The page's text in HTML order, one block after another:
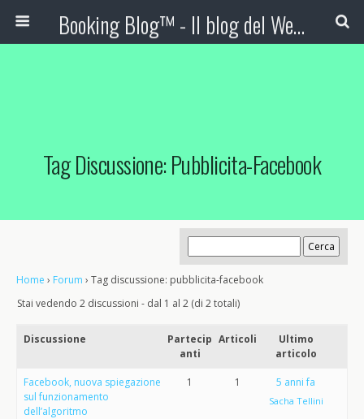
Booking Blog™ - Il blog del Web Marketing Turistico
Tag Discussione: Pubblicita-Facebook
Home › Forum › Tag discussione: pubblicita-facebook
Stai vedendo 2 discussioni - dal 1 al 2 (di 2 totali)
Discussione
Partecip
anti
Articoli
Ultimo
articolo
Facebook, nuova spiegazione
sul funzionamento
dell’algoritmo
1 1 5 anni fa
Sacha Tellini